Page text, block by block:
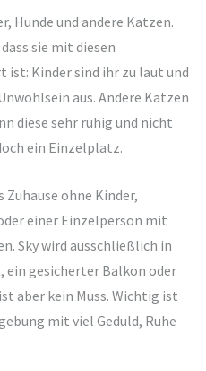
Hunde und andere Katzen.
sie mit diesen
ist: Kinder sind ihr zu laut und
aus. Andere Katzen
diese sehr ruhig und nicht
ein Einzelplatz.
Zuhause ohne Kinder,
einer Einzelperson mit
Sky wird ausschließlich in
gesicherter Balkon oder
aber kein Muss. Wichtig ist
mit viel Geduld, Ruhe